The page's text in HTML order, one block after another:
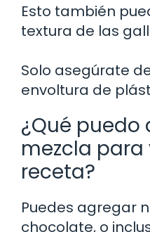
Esto también
textura de las
Solo asegúrate
envoltura de
¿Qué puedo
mezcla para
receta?
Puedes agregar
chocolate, o